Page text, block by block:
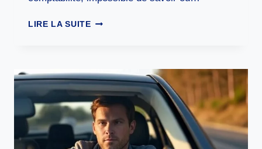
LIRE LA SUITEBALANCE
RADIOGRAPHIE
FINANCIÈRE
QUI
RÉVÈLE
LA
SANTÉ
DE